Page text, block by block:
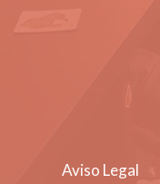
Aviso Legal